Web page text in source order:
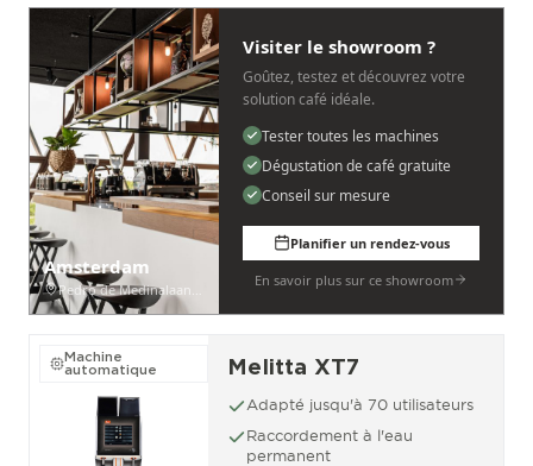
Amsterdam
Visiter le showroom ?
Goûtez, testez et découvrez votre
solution café idéale.
Tester toutes les machines
Dégustation de café gratuite
Conseil sur mesure
Planifier un rendez-vous
En savoir plus sur ce showroom
Machine
automatique Melitta XT7
Adapté jusqu'à 70 utilisateurs
Raccordement à l'eau
permanent